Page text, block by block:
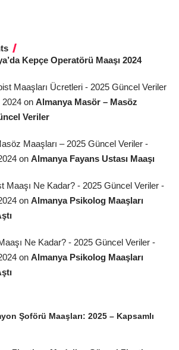
Kepçe Operatörü Maaşı 2024
Maaşları Ücretleri - 2025 Güncel Veriler
2024 on Almanya Masör – Masöz
Veriler
Maaşları – 2025 Güncel Veriler -
on Almanya Fayans Ustası Maaşı
Maaşı Ne Kadar? - 2025 Güncel Veriler -
on Almanya Psikolog Maaşları
Ne Kadar? - 2025 Güncel Veriler -
on Almanya Psikolog Maaşları
Şoförü Maaşları: 2025 – Kapsamlı